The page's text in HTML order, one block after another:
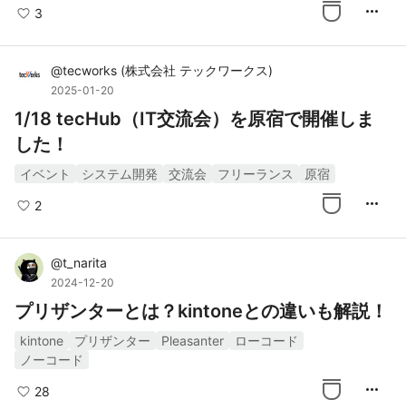
3 more_horiz
@tecworks (株式会社 テックワークス)
2025-01-20
1/18 tecHub（IT交流会）を原宿で開催しま
した！
イベント システム開発 交流会 フリーランス 原宿
2 more_horiz
@t_narita
2024-12-20
プリザンターとは？kintoneとの違いも解説！
kintone プリザンター Pleasanter
ローコード
ノーコード
28 more_horiz